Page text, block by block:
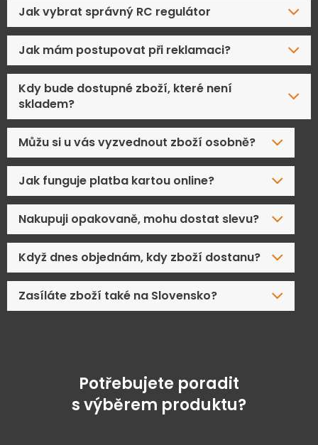
Jak vybrat správný RC regulátor
Jak mám postupovat při reklamaci?
Kdy bude dostupné zboží, které není
skladem?
Můžu si u vás vyzvednout zboží osobně?
Jak funguje platba kartou online?
Nakupuji opakovaně, mohu dostat slevu?
Když dnes objednám, kdy zboží dostanu?
Zasíláte zboží také na Slovensko?
Potřebujete poradit
s výběrem produktu?